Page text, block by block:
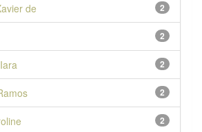
2
de
2
2
2
2